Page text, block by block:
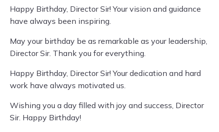
Happy Birthday, Director Sir! Your vision and guidance
have always been inspiring.
May your birthday be as remarkable as your leadership,
Director Sir. Thank you for everything.
Happy Birthday, Director Sir! Your dedication and hard
work have always motivated us.
Wishing you a day filled with joy and success, Director
Sir. Happy Birthday!